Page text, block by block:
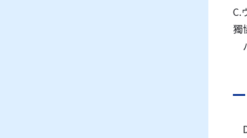
C.
獨